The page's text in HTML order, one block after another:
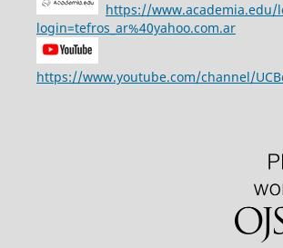
https://www.academia.edu/
login=tefros_ar%40yahoo.com.ar
https://www.youtube.com/channel/